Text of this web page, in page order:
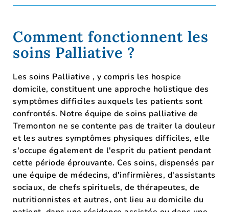
Comment fonctionnent les
soins Palliative ?
Les soins Palliative , y compris les hospice
domicile, constituent une approche holistique des
symptômes difficiles auxquels les patients sont
confrontés. Notre équipe de soins palliative de
Tremonton ne se contente pas de traiter la douleur
et les autres symptômes physiques difficiles, elle
s'occupe également de l'esprit du patient pendant
cette période éprouvante. Ces soins, dispensés par
une équipe de médecins, d'infirmières, d'assistants
sociaux, de chefs spirituels, de thérapeutes, de
nutritionnistes et autres, ont lieu au domicile du